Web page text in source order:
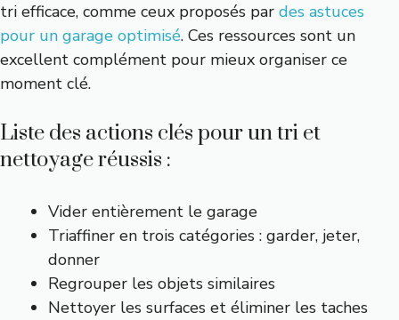
tri efficace, comme ceux proposés par des astuces
pour un garage optimisé. Ces ressources sont un
excellent complément pour mieux organiser ce
moment clé.
Liste des actions clés pour un tri et
nettoyage réussis :
Vider entièrement le garage
Triaffiner en trois catégories : garder, jeter,
donner
Regrouper les objets similaires
Nettoyer les surfaces et éliminer les taches